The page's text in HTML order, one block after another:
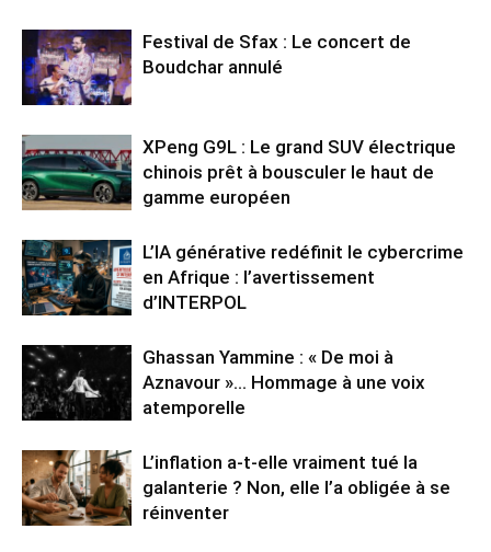
Festival de Sfax : Le concert de
Boudchar annulé
XPeng G9L : Le grand SUV électrique
chinois prêt à bousculer le haut de
gamme européen
L’IA générative redéfinit le cybercrime
en Afrique : l’avertissement
d’INTERPOL
Ghassan Yammine : « De moi à
Aznavour »… Hommage à une voix
atemporelle
L’inflation a-t-elle vraiment tué la
galanterie ? Non, elle l’a obligée à se
réinventer